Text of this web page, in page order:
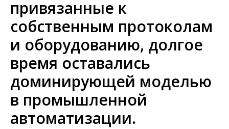
привязанные к
собственным протоколам
и оборудованию, долгое
время оставались
доминирующей моделью
в промышленной
автоматизации.